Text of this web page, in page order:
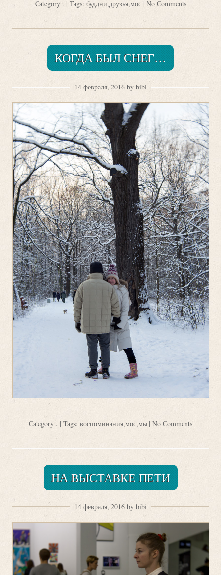
Category . | Tags: буддни,друзья,мос| No Comments
КОГДА БЫЛ СНЕГ…
14 февраля, 2016 by bibi
Category . | Tags: воспоминания,мос,мы | No Comments
НА ВЫСТАВКЕ ПЕТИ
14 февраля, 2016 by bibi